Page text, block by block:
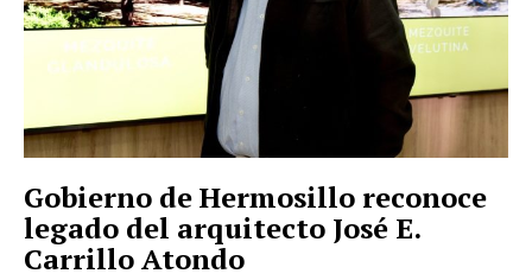
Gobierno de Hermosillo reconoce
legado del arquitecto José E.
Carrillo Atondo